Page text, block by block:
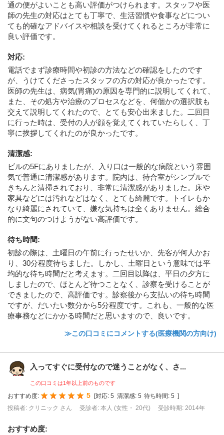
通の便がよいことも高い評価がつけられます。スタッフや医
師の先生の対応はとても丁寧で、生活習慣や食事などについ
ても的確なアドバイスや相談を受けてくれるところが非常に
良い評価です。
対応:
電話でまず診療時間や初診の方法などの確認をしたのです
が、うけてくださったスタッフの方の対応が良かったです。
医師の先生は、病気(胃痛)の原因を専門的に説明してくれて、
また、その処方や治療のプロセスなどを、何個かの選択肢も
交えて説明してくれたので、とても安心出来ました。二回目
に行った時は、受付の人が顔を覚えてくれていたらしく、丁
寧に挨拶してくれたのが良かったです。
清潔感:
ビルの5Fにありましたが、入り口は一般的な病院という雰囲
気で普通に清潔感があります。院内は、待合室がシンプルで
きちんと清掃されており、非常に清潔感がありました。床や
家具などには汚れなどはなく、とても綺麗です。トイレもか
なり綺麗にされていて、嫌な気持ちは全くありません。総合
的に文句のつけようがない高評価です。
待ち時間:
初診の際は、土曜日の午前に行ったせいか、先客が何人かお
り、30分程度待ちました。しかし、土曜日という意味では平
均的な待ち時間だと考えます。二回目以降は、平日の夕方に
しましたので、ほとんど待つことなく、診察を受けることが
できましたので、高評価です。診察後から支払いの待ち時間
ですが、だいたい数分から5分程度です。これも、一般的な医
療事務などにかかる時間だと思いますので、良いです。
≫この口コミにコメントする(医療機関の方向け)
入ってすぐに受付なので迷うことがなく、さ...
この口コミは1年以上前のものです
おすすめ度: 5 [対応: 5 清潔感: 5 待ち時間: 5 ]
投稿者: クリニック さん
受診者: 本人 (女性・ 20代) 受診時期: 2014年
おすすめ度: